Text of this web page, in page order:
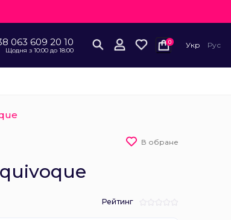
063 609 20 10
Щодня з 10:00 до 18:00
0 Укр Рус
В обране
Рейтинг